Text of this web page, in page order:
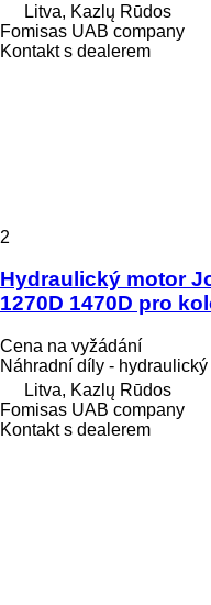
Litva, Kazlų Rūdos
Fomisas UAB company
Kontakt s dealerem
2
Hydraulický motor
1270D 1470D pro
Cena na vyžádání
Náhradní díly - hydraulický
Litva, Kazlų Rūdos
Fomisas UAB company
Kontakt s dealerem